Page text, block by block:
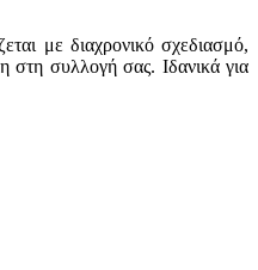
με διαχρονικό σχεδιασμό,
στη συλλογή σας. Ιδανικά για